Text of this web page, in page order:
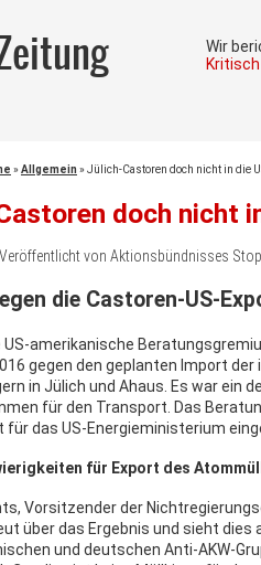
Wir
Kritisch
» Allgemein » Jülich-Castoren doch nicht in die
doch nicht
von Aktionsbündnisses
die Castoren-US-
US-amerikanische
gegen den geplanten Import
in Jülich und Ahaus. Es war ein
für den Transport. Das
für das US-Energieministerium
für Export des
Vorsitzender der
über das Ergebnis und sieht
und deutschen Anti-AKW-